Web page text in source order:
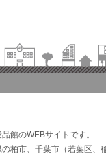
館のWEBサイトです。
柏市、千葉市（若葉区